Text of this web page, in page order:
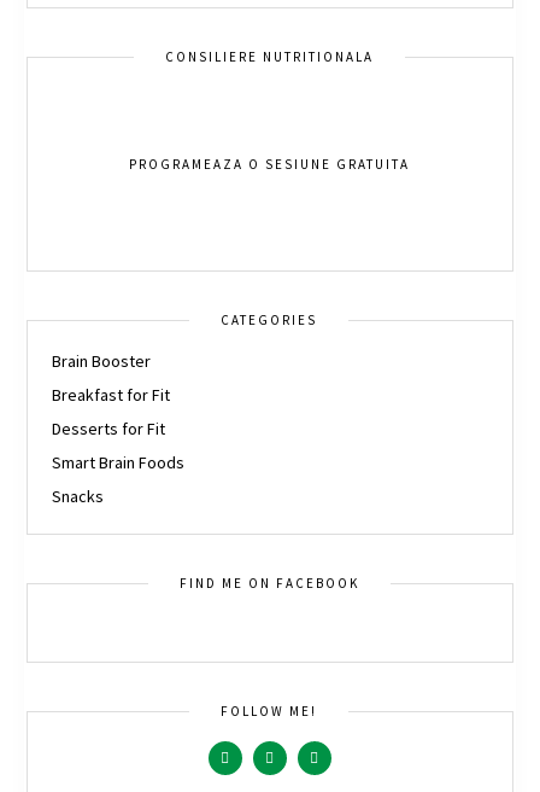
CONSILIERE NUTRITIONALA
PROGRAMEAZA O SESIUNE GRATUITA
CATEGORIES
Brain Booster
Breakfast for Fit
Desserts for Fit
Smart Brain Foods
Snacks
FIND ME ON FACEBOOK
FOLLOW ME!